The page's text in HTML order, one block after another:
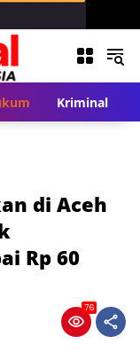
Kriminal
di Aceh
Rp 60
76